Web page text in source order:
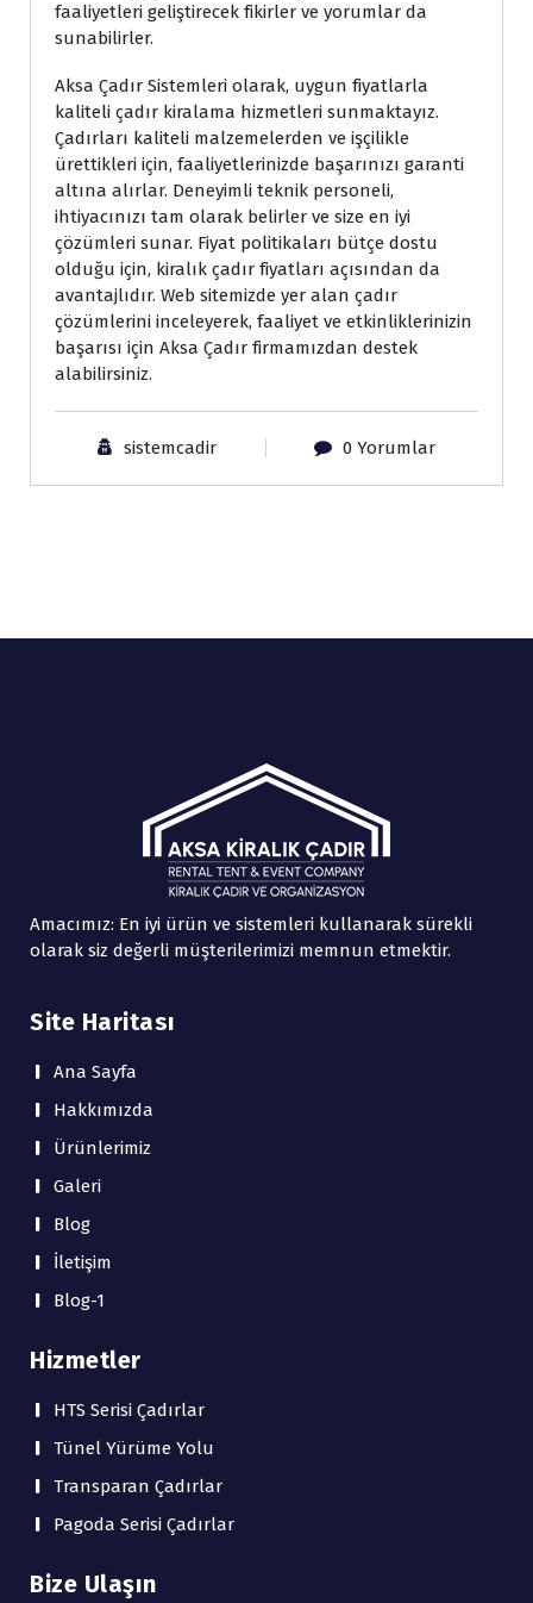
faaliyetleri geliştirecek fikirler ve yorumlar da
sunabilirler.
Aksa Çadır Sistemleri olarak, uygun fiyatlarla
kaliteli çadır kiralama hizmetleri sunmaktayız.
Çadırları kaliteli malzemelerden ve işçilikle
ürettikleri için, faaliyetlerinizde başarınızı garanti
altına alırlar. Deneyimli teknik personeli,
ihtiyacınızı tam olarak belirler ve size en iyi
çözümleri sunar. Fiyat politikaları bütçe dostu
olduğu için, kiralık çadır fiyatları açısından da
avantajlıdır. Web sitemizde yer alan çadır
çözümlerini inceleyerek, faaliyet ve etkinliklerinizin
başarısı için Aksa Çadır firmamızdan destek
alabilirsiniz.
sistemcadir 0 Yorumlar
Amacımız: En iyi ürün ve sistemleri kullanarak sürekli
olarak siz değerli müşterilerimizi memnun etmektir.
Site Haritası
Ana Sayfa
Hakkımızda
Ürünlerimiz
Galeri
Blog
İletişim
Blog-1
Hizmetler
HTS Serisi Çadırlar
Tünel Yürüme Yolu
Transparan Çadırlar
Pagoda Serisi Çadırlar
Bize Ulaşın